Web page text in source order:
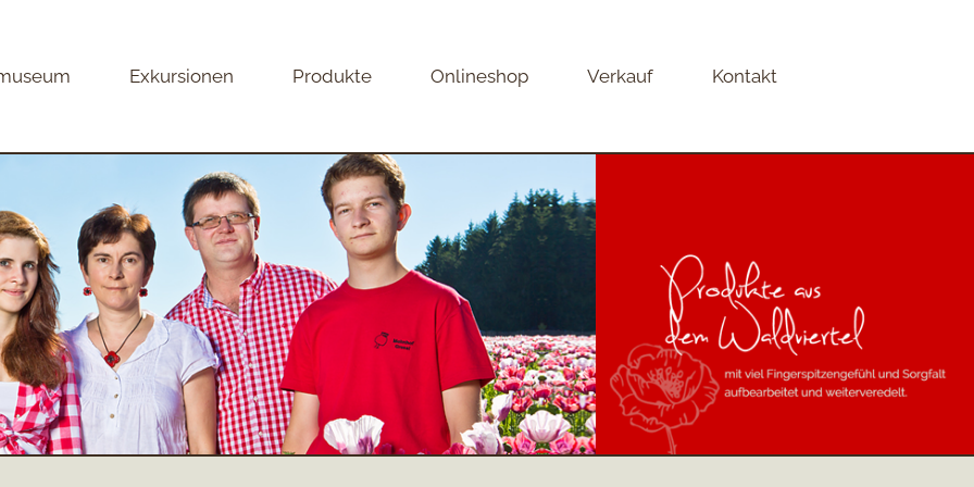
Exkursionen Produkte Onlineshop Verkauf Kontakt